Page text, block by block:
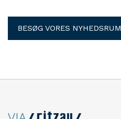
BESØG VORES NYHEDSRUM